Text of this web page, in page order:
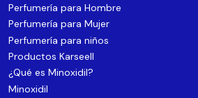
Perfumería para Hombre
Perfumería para Mujer
Perfumería para niños
Productos Karseell
¿Qué es Minoxidil?
Minoxidil